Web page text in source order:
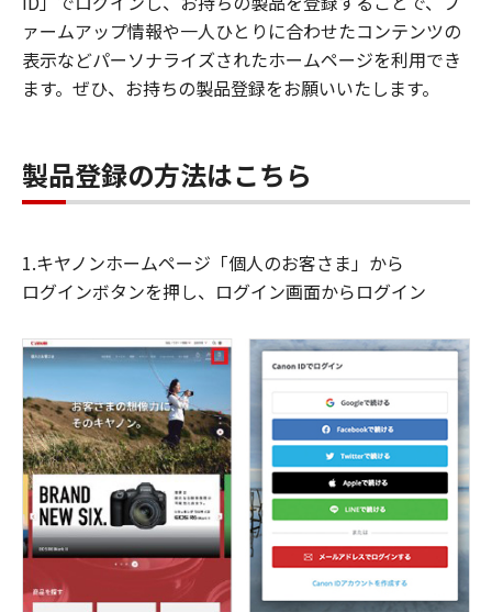
ァームアップ情報や一人ひとりに合わせたコンテンツの
表示などパーソナライズされたホームページを利用でき
ます。ぜひ、お持ちの製品登録をお願いいたします。
製品登録の方法はこちら
1.キヤノンホームページ「個人のお客さま」から
ログインボタンを押し、ログイン画面からログイン